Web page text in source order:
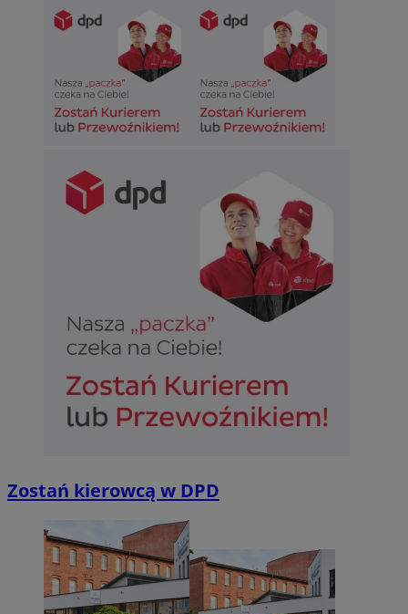
Zostań kierowcą w DPD